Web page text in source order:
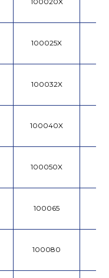
100025X
100032X
100040X
100050X
100065
100080